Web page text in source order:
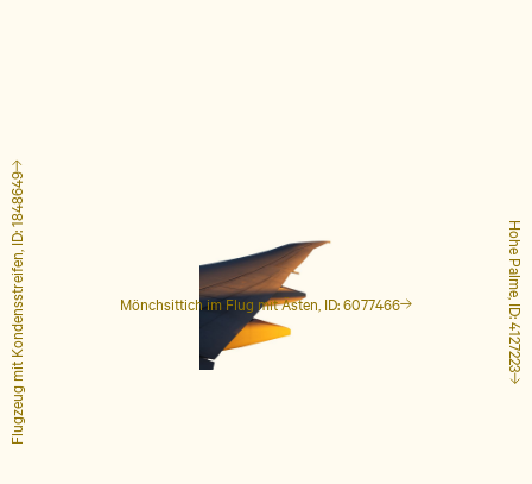
Mönchsittich im Flug mit Ästen, ID: 6077466 Hohe Palme, ID: 4127223
Flugzeug mit Kondensstreifen, ID: 1848649